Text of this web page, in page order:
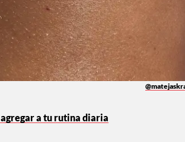
a tu rutina diaria